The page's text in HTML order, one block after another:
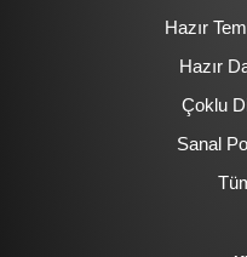
Hazır
Hazır
Çoklu
Sanal